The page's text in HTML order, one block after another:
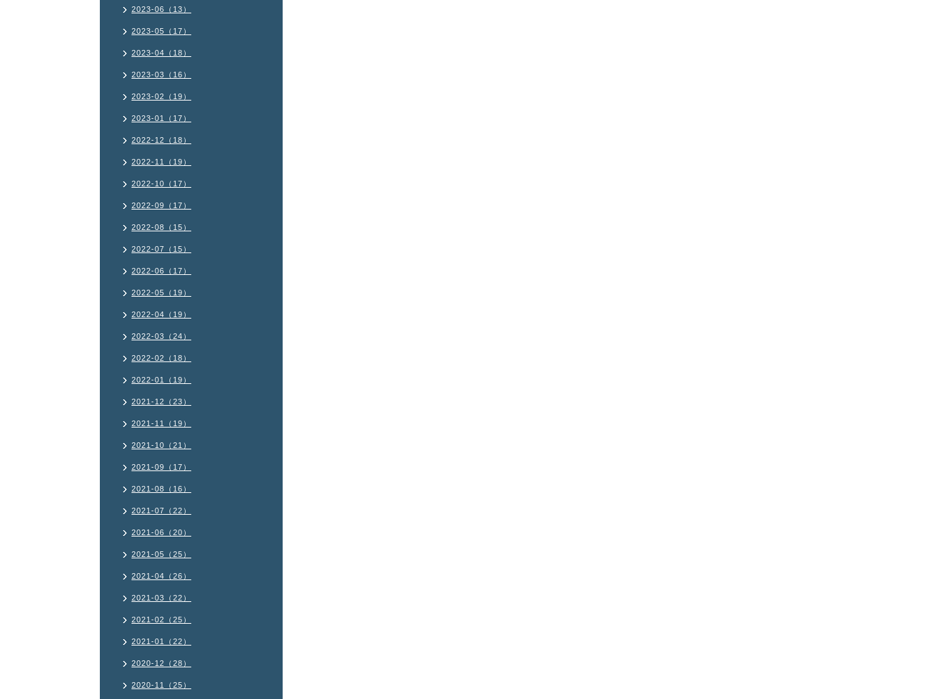
2023-06（13）
2023-05（17）
2023-04（18）
2023-03（16）
2023-02（19）
2023-01（17）
2022-12（18）
2022-11（19）
2022-10（17）
2022-09（17）
2022-08（15）
2022-07（15）
2022-06（17）
2022-05（19）
2022-04（19）
2022-03（24）
2022-02（18）
2022-01（19）
2021-12（23）
2021-11（19）
2021-10（21）
2021-09（17）
2021-08（16）
2021-07（22）
2021-06（20）
2021-05（25）
2021-04（26）
2021-03（22）
2021-02（25）
2021-01（22）
2020-12（28）
2020-11（25）